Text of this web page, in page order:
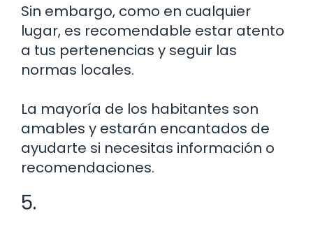
Sin embargo, como en cualquier
lugar, es recomendable estar atento
a tus pertenencias y seguir las
normas locales.
La mayoría de los habitantes son
amables y estarán encantados de
ayudarte si necesitas información o
recomendaciones.
5.